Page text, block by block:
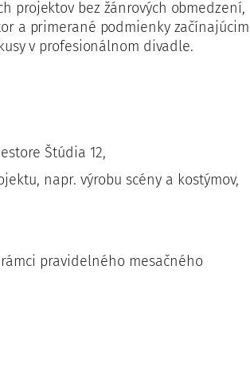
projektov bez žánrových obmedzení,
a primerané podmienky začínajúcim
v profesionálnom divadle.
Štúdia 12,
napr. výrobu scény a kostýmov,
pravidelného mesačného